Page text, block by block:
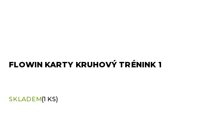
FLOWIN KARTY KRUHOVÝ TRÉNINK 1
SKLADEM(1 KS)